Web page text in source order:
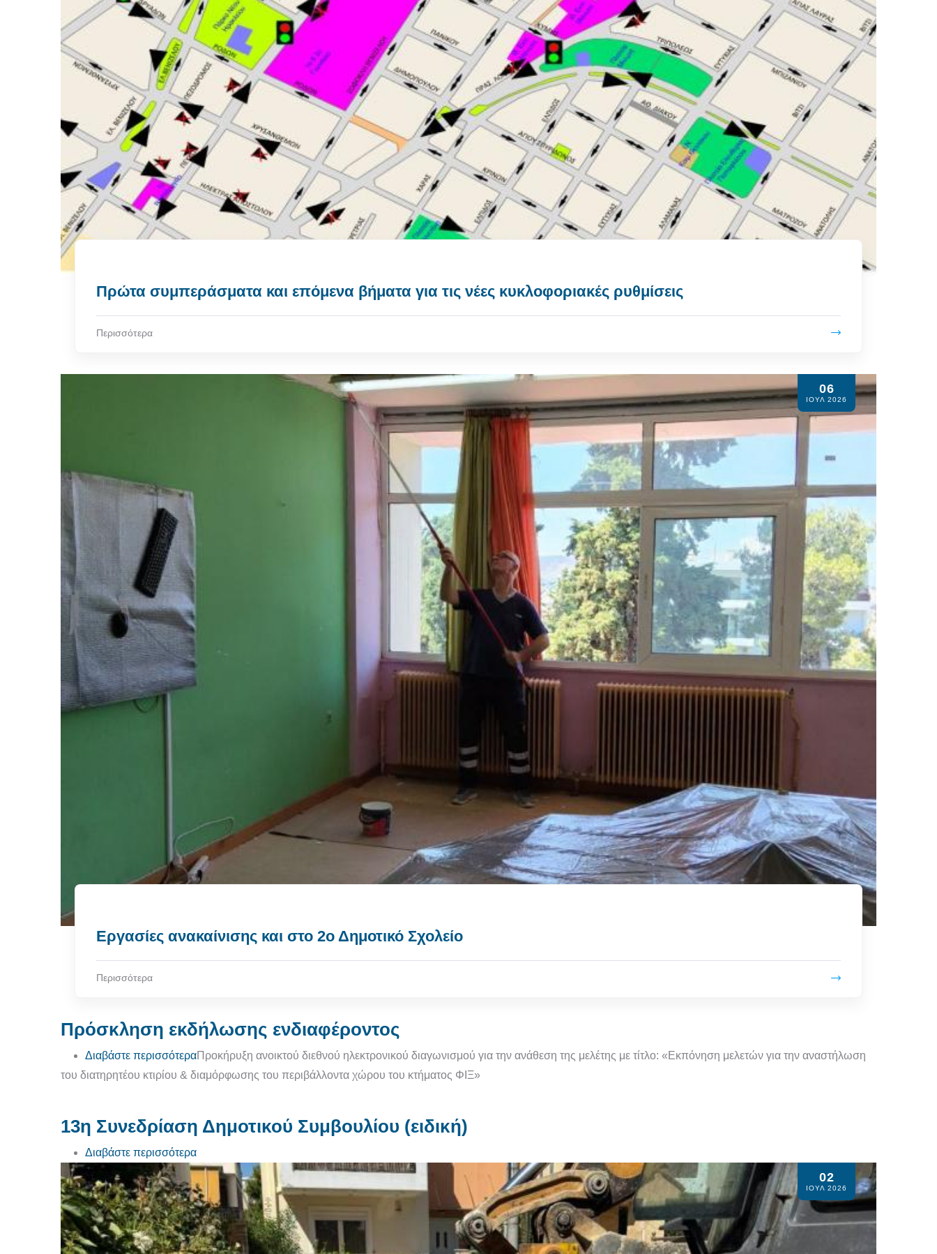
Πρώτα συμπεράσματα και επόμενα βήματα για τις νέες κυκλοφοριακές ρυθμίσεις
Περισσότερα
06
ΙΟΥΛ 2026
Εργασίες ανακαίνισης και στο 2ο Δημοτικό Σχολείο
Περισσότερα
Πρόσκληση εκδήλωσης ενδιαφέροντος
Διαβάστε περισσότεραγια το Πρόσκληση εκδήλωσης ενδιαφέροντος
Προκήρυξη ανοικτού διεθνού ηλεκτρονικού διαγωνισμού για την ανάθεση της μελέτης με τίτλο: «Εκπόνηση μελετών για την αναστήλωση
του διατηρητέου κτιρίου & διαμόρφωσης του περιβάλλοντα χώρου του κτήματος ΦΙΞ»
13η Συνεδρίαση Δημοτικού Συμβουλίου (ειδική)
Διαβάστε περισσότεραγια το 13η Συνεδρίαση Δημοτικού Συμβουλίου (ειδική)
02
ΙΟΥΛ 2026